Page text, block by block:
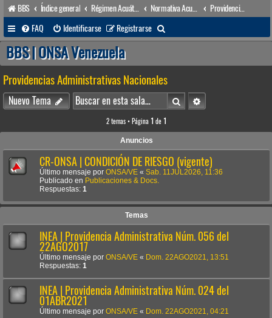
BBS Índice general
Providencias Administrativas Nacionales
FAQ
Identificarse Registrarse
u
c
a
r
BBS | ONSA Venezuela
Providencias Administrativas Nacionales
Nuevo Tema BuscarBúsqueda avanzada
2 temas • Página 1 de 1
Anuncios
CR-ONSA | CONDICIÓN DE RIESGO (vigente)
Último mensaje por ONSA/VE « Sab. 11JUL2026, 11:36
Publicado en Publicaciones & Docs.
Respuestas: 1
Temas
INEA | Providencia Administrativa Núm. 056 del
22AGO2017
Último mensaje por ONSA/VE « Dom. 22AGO2021, 13:51
Respuestas: 1
INEA | Providencia Administrativa Núm. 024 del
01ABR2021
Último mensaje por ONSA/VE « Dom. 22AGO2021, 04:21